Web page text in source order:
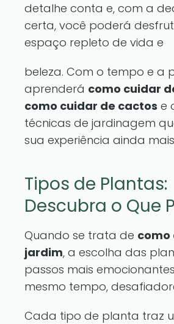
detalhe conta e, com a
certa, você poderá
espaço repleto de vida e
beleza. Com o tempo e a
aprenderá como cuidar
como cuidar de cactos e
técnicas de jardinagem
sua experiência ainda
Tipos de Plantas:
Descubra o Que
Quando se trata de como
jardim, a escolha das
passos mais
mesmo tempo,
Cada tipo de planta traz